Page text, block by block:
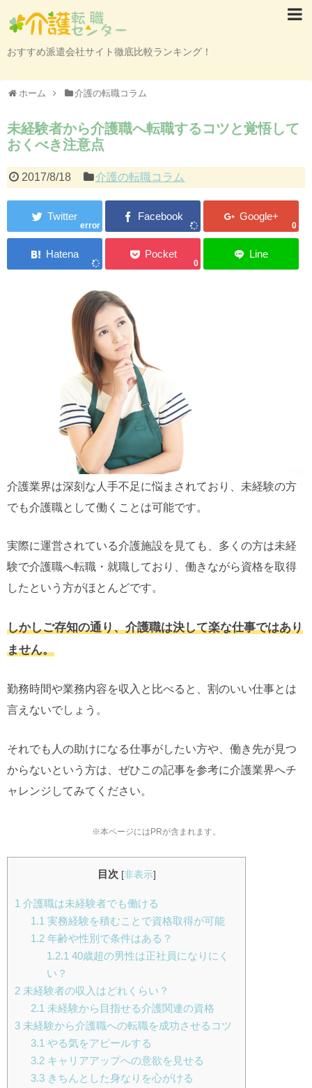
おすすめ派遣会社サイト徹底比較ランキング！
ホーム 介護の転職コラム
未経験者から介護職へ転職するコツと覚悟して
おくべき注意点
2017/8/18 介護の転職コラム
error 0
0
介護業界は深刻な人手不足に悩まされており、未経験の方
でも介護職として働くことは可能です。
実際に運営されている介護施設を見ても、多くの方は未経
験で介護職へ転職・就職しており、働きながら資格を取得
したという方がほとんどです。
しかしご存知の通り、介護職は決して楽な仕事ではあり
ません。
勤務時間や業務内容を収入と比べると、割のいい仕事とは
言えないでしょう。
それでも人の助けになる仕事がしたい方や、働き先が見つ
からないという方は、ぜひこの記事を参考に介護業界へチ
ャレンジしてみてください。
※本ページにはPRが含まれます。
目次 [非表示]
1 介護職は未経験者でも働ける
1.1 実務経験を積むことで資格取得が可能
1.2年齢や性別で条件はある？
1.2.1 40歳超の男性は正社員になりにく
い？
2 未経験者の収入はどれくらい？
2.1 未経験から目指せる介護関連の資格
3 未経験から介護職への転職を成功させるコツ
3.1 やる気をアピールする
3.2キャリアアップへの意欲を見せる
3.3きちんとした身なりを心がける